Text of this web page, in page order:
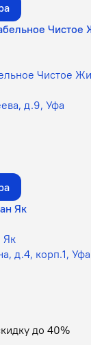
Чистое
д.9, Уфа
Як
д.4, корп.1, Уфа
до 40%